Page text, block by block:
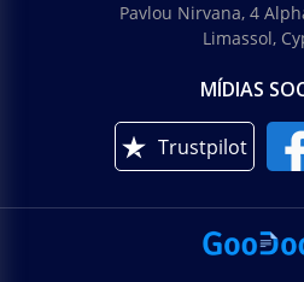
Pavlou Nirvana, 4
Limassol,
MÍDIAS
Trustpilot